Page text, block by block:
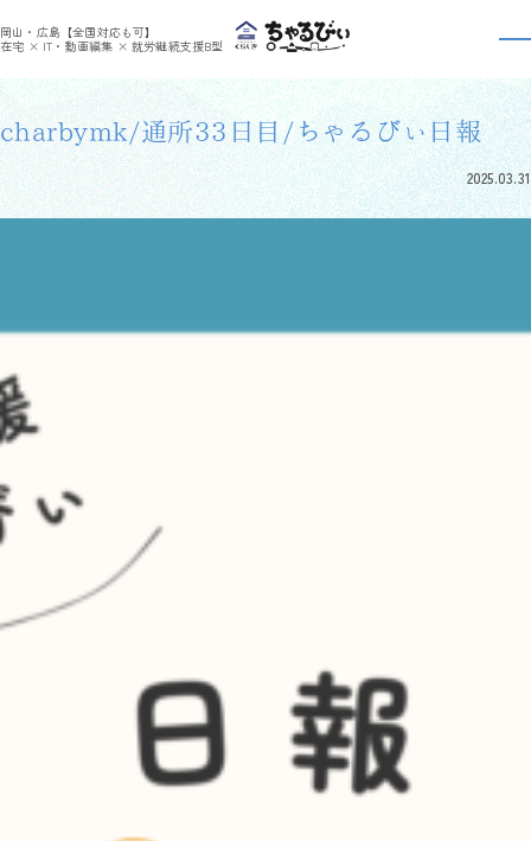
岡山・広島【全国対応も可】
在宅 × IT・動画編集 × 就労継続支援B型
利用者さんの日報 >
利用者さんの日報
charbymk/通所33日目/ちゃるびぃ日報
2025.03.31